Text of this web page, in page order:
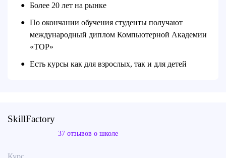
● Более 20 лет на рынке
●
По окончании обучения студенты получают
международный диплом Компьютерной Академии
«TOP»
● Есть курсы как для взрослых, так и для детей
SkillFactory
37 отзывов о школе
Курс